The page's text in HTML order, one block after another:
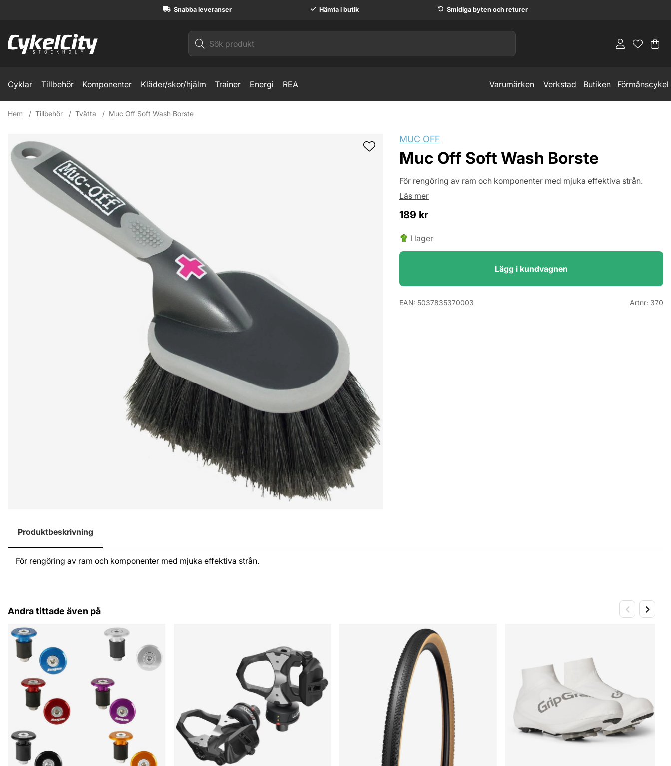
Snabba leveranser Hämta i butik Smidiga byten och returer
.
Cyklar Tillbehör Komponenter Kläder/skor/hjälm Trainer Energi REA Varumärken Verkstad Butiken Förmånscykel
Hem Tillbehör Tvätta Muc Off Soft Wash Borste
Produktbilder Muc Off Soft Wash Borste MUC OFF
Muc Off Soft Wash Borste
För rengöring av ram och komponenter med mjuka effektiva strån.
Läs mer
189 kr
I lager
Lägg i kundvagnen
EAN: 5037835370003 Artnr: 370
Produktbeskrivning
För rengöring av ram och komponenter med mjuka effektiva strån.
Andra tittade även på